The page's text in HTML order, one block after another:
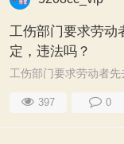
工伤部门要求劳动
定，违法吗？
397 0